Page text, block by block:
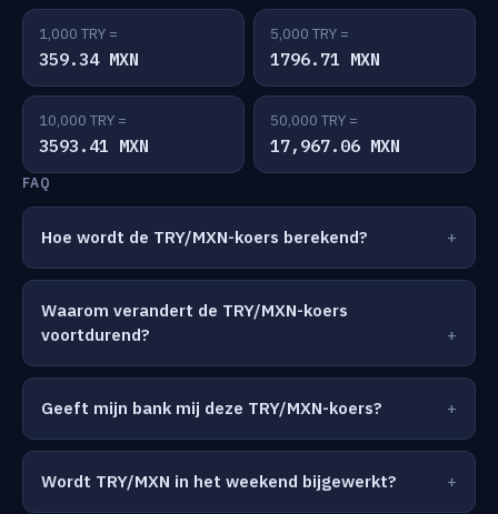
1,000 TRY =
359.34 MXN
5,000 TRY =
1796.71 MXN
10,000 TRY =
3593.41 MXN
50,000 TRY =
17,967.06 MXN
FAQ
Hoe wordt de TRY/MXN-koers berekend?
Waarom verandert de TRY/MXN-koers
voortdurend?
Geeft mijn bank mij deze TRY/MXN-koers?
Wordt TRY/MXN in het weekend bijgewerkt?